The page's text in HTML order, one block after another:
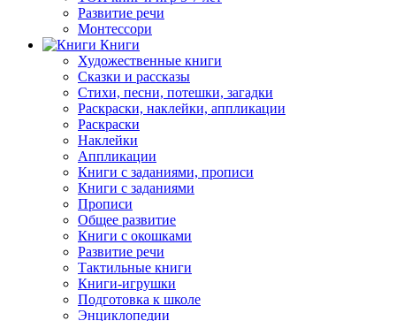
Развитие речи
Монтессори
Книги
Художественные книги
Сказки и рассказы
Стихи, песни, потешки, загадки
Раскраски, наклейки, аппликации
Раскраски
Наклейки
Аппликации
Книги с заданиями, прописи
Книги с заданиями
Прописи
Общее развитие
Книги с окошками
Развитие речи
Тактильные книги
Книги-игрушки
Подготовка к школе
Энциклопедии